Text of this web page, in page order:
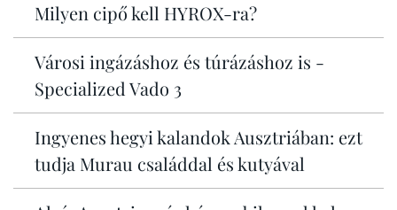
Milyen cipő kell HYROX-ra?
Városi ingázáshoz és túrázáshoz is -
Specialized Vado 3
Ingyenes hegyi kalandok Ausztriában: ezt
tudja Murau családdal és kutyával